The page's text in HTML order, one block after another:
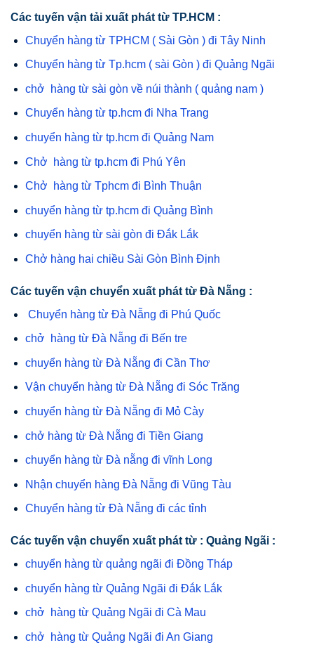
Các tuyến vận tải xuất phát từ TP.HCM :
Chuyển hàng từ TPHCM ( Sài Gòn ) đi Tây Ninh
Chuyển hàng từ Tp.hcm ( sài Gòn ) đi Quảng Ngãi
chở hàng từ sài gòn về núi thành ( quảng nam )
Chuyển hàng từ tp.hcm đi Nha Trang
chuyển hàng từ tp.hcm đi Quảng Nam
Chở hàng từ tp.hcm đi Phú Yên
Chở hàng từ Tphcm đi Bình Thuận
chuyển hàng từ tp.hcm đi Quảng Bình
chuyển hàng từ sài gòn đi Đắk Lắk
Chở hàng hai chiều Sài Gòn Bình Định
Các tuyến vận chuyển xuất phát từ Đà Nẵng :
Chuyển hàng từ Đà Nẵng đi Phú Quốc
chở hàng từ Đà Nẵng đi Bến tre
chuyển hàng từ Đà Nẵng đi Cần Thơ
Vận chuyển hàng từ Đà Nẵng đi Sóc Trăng
chuyển hàng từ Đà Nẵng đi Mỏ Cày
chở hàng từ Đà Nẵng đi Tiền Giang
chuyển hàng từ Đà nẵng đi vĩnh Long
Nhận chuyển hàng Đà Nẵng đi Vũng Tàu
Chuyển hàng từ Đà Nẵng đi các tỉnh
Các tuyến vận chuyển xuất phát từ : Quảng Ngãi :
chuyển hàng từ quảng ngãi đi Đồng Tháp
chuyển hàng từ Quảng Ngãi đi Đắk Lắk
chở hàng từ Quảng Ngãi đi Cà Mau
chở hàng từ Quảng Ngãi đi An Giang